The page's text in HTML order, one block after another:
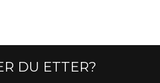
DU ETTER?